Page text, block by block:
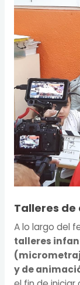
Talleres
A lo largo del
talleres
y de